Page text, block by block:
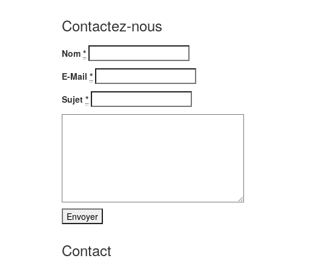
Contactez-nous
Nom *
E-Mail *
Sujet *
Contact